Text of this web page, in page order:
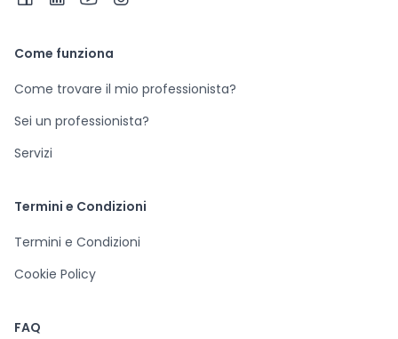
Come funziona
Come trovare il mio professionista?
Sei un professionista?
Servizi
Termini e Condizioni
Termini e Condizioni
Cookie Policy
FAQ